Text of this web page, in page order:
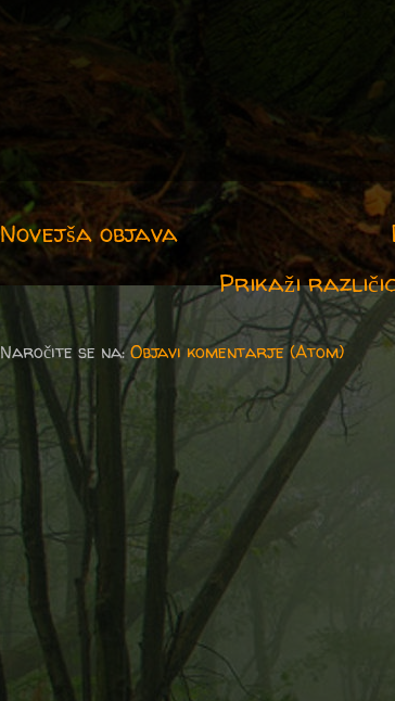
Novejša objava
Prikaži
Naročite se na:Objavi komentarje (Atom)